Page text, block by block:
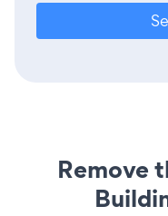
Remove